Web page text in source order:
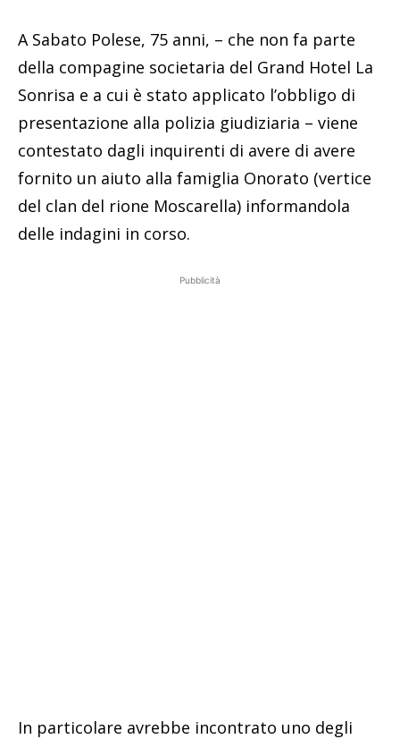
A Sabato Polese, 75 anni, – che non fa parte
della compagine societaria del Grand Hotel La
Sonrisa e a cui è stato applicato l’obbligo di
presentazione alla polizia giudiziaria – viene
contestato dagli inquirenti di avere di avere
fornito un aiuto alla famiglia Onorato (vertice
del clan del rione Moscarella) informandola
delle indagini in corso.
Pubblicità
In particolare avrebbe incontrato uno degli